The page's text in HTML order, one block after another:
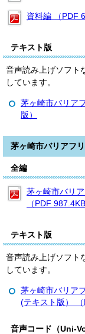
資料編 （PDF
テキスト版
音声読み上げソフト
しています。
茅ヶ崎市バリア
版）
茅ヶ崎市バリアフ
全編
茅ヶ崎市バリ
（PDF 987.4KB
テキスト版
音声読み上げソフト
しています。
茅ヶ崎市バリア
(テキスト版） （
音声コード（Uni-